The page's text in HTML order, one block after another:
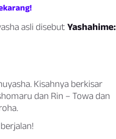
asli disebut Yashahime:
Kisahnya berkisar
dan Rin – Towa dan